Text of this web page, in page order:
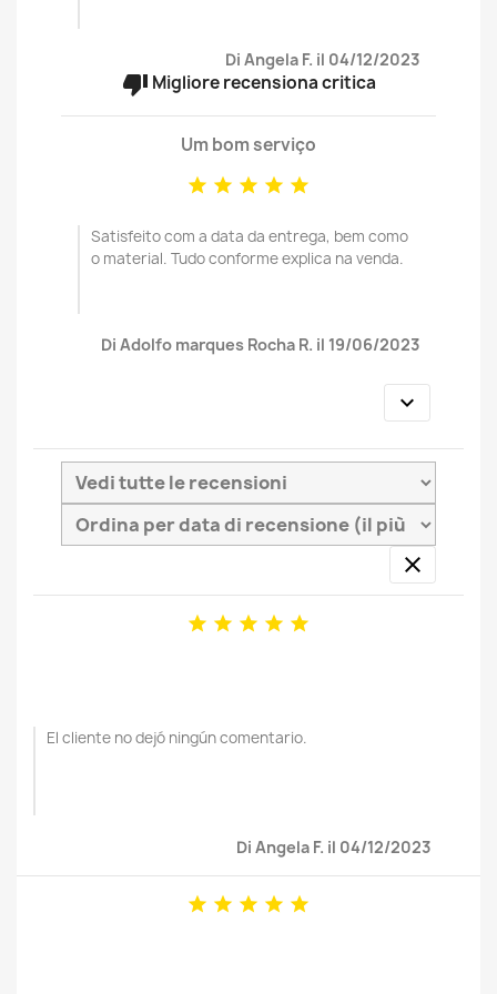
Di Angela F. il 04/12/2023
thumb_down Migliore recensiona critica
Um bom serviço
    
Satisfeito com a data da entrega, bem como
o material. Tudo conforme explica na venda.
Di Adolfo marques Rocha R. il 19/06/2023


    
El cliente no dejó ningún comentario.
Di Angela F. il 04/12/2023
    